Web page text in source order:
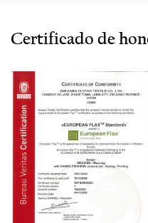
de equipos avanzados,
Ribier. También tenemos
Switzerland Staubli
automática Italia Savio,
dimensionamiento de
deformación de alta
sistema EVS y a los
Sullair.
Con una rica experiencia
Certificado de